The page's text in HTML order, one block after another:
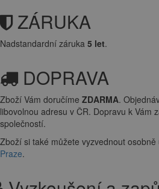
ZÁRUKA
Nadstandardní záruka 5 let.
DOPRAVA
Zboží Vám doručíme ZDARMA.
libovolnou adresu v ČR. Dopravu k Vám
společností.
Zboží si také můžete vyzvednout osobně
Praze.